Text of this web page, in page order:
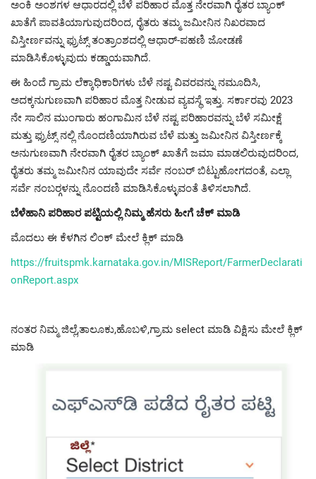
ಅಂಕಿ ಅಂಶಗಳ ಆಧಾರದಲ್ಲಿ ಬೆಳೆ ಪರಿಹಾರ ಮೊತ್ತ ನೇರವಾಗಿ ರೈತರ ಬ್ಯಾಂಕ್
ಖಾತೆಗೆ ಪಾವತಿಯಾಗುವುದರಿಂದ, ರೈತರು ತಮ್ಮ ಜಮೀನಿನ ನಿಖರವಾದ
ವಿಸ್ತೀರ್ಣವನ್ನು ಫ್ರುಟ್ಸ್ ತಂತ್ರಾಂಶದಲ್ಲಿ ಆಧಾರ್-ಪಹಣಿ ಜೋಡಣೆ
ಮಾಡಿಸಿಕೊಳ್ಳುವುದು ಕಡ್ಡಾಯವಾಗಿದೆ.
ಈ ಹಿಂದೆ ಗ್ರಾಮ ಲೆಕ್ಕಾಧಿಕಾರಿಗಳು ಬೆಳೆ ನಷ್ಟ ವಿವರವನ್ನು ನಮೂದಿಸಿ,
ಅದಕ್ಕನುಗುಣವಾಗಿ ಪರಿಹಾರ ಮೊತ್ತ ನೀಡುವ ವ್ಯವಸ್ಥೆ ಇತ್ತು. ಸರ್ಕಾರವು 2023
ನೇ ಸಾಲಿನ ಮುಂಗಾರು ಹಂಗಾಮಿನ ಬೆಳೆ ನಷ್ಟ ಪರಿಹಾರವನ್ನು ಬೆಳೆ ಸಮೀಕ್ಷೆ
ಮತ್ತು ಫ್ರುಟ್ಸ್ ನಲ್ಲಿ ನೊಂದಣಿಯಾಗಿರುವ ಬೆಳೆ ಮತ್ತು ಜಮೀನಿನ ವಿಸ್ತೀರ್ಣಕ್ಕೆ
ಅನುಗುಣವಾಗಿ ನೇರವಾಗಿ ರೈತರ ಬ್ಯಾಂಕ್ ಖಾತೆಗೆ ಜಮಾ ಮಾಡಲಿರುವುದರಿಂದ,
ರೈತರು ತಮ್ಮ ಜಮೀನಿನ ಯಾವುದೇ ಸರ್ವೆ ನಂಬರ್ ಬಿಟ್ಟುಹೋಗದಂತೆ, ಎಲ್ಲಾ
ಸರ್ವೆ ನಂಬರ್‍ಗಳನ್ನು ನೊಂದಣಿ ಮಾಡಿಸಿಕೊಳ್ಳುವಂತೆ ತಿಳಿಸಲಾಗಿದೆ.
ಬೆಳೆಹಾನಿ ಪರಿಹಾರ ಪಟ್ಟಿಯಲ್ಲಿ ನಿಮ್ಮ ಹೆಸರು ಹೀಗೆ ಚೆಕ್ ಮಾಡಿ
ಮೊದಲು ಈ ಕೆಳಗಿನ ಲಿಂಕ್ ಮೇಲೆ ಕ್ಲಿಕ್ ಮಾಡಿ
https://fruitspmk.karnataka.gov.in/MISReport/FarmerDeclarati
onReport.aspx
ನಂತರ ನಿಮ್ಮ ಜಿಲ್ಲೆ,ತಾಲೂಕು,ಹೊಬಳಿ,ಗ್ರಾಮ select ಮಾಡಿ ವಿಕ್ಷಿಸು ಮೇಲೆ ಕ್ಲಿಕ್
ಮಾಡಿ